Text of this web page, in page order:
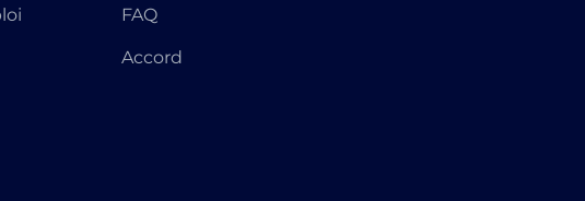
FAQ
Accord